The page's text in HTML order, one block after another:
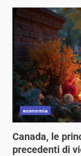
economia
Canada, le
precedenti di